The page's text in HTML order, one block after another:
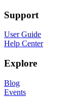
Support
User Guide
Help Center
Explore
Blog
Events